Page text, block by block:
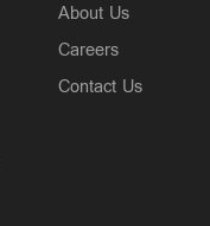
About Us
Careers
Contact Us